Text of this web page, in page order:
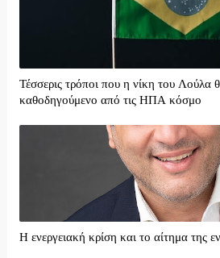
Τέσσερις τρόποι που η νίκη του Λούλα
καθοδηγούμενο από τις ΗΠΑ κόσμο
Η ενεργειακή κρίση και το αίτημα της